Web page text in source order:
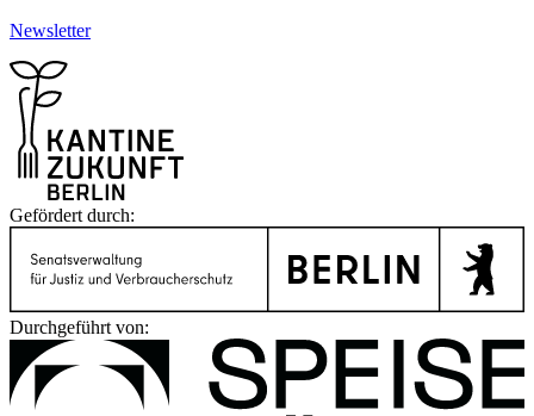
Newsletter
Gefördert durch:
Durchgeführt von: